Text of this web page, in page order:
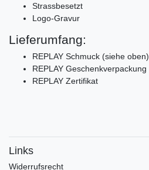
Strassbesetzt
Logo-Gravur
Lieferumfang:
REPLAY Schmuck (siehe oben)
REPLAY Geschenkverpackung
REPLAY Zertifikat
Links
Widerrufs­recht